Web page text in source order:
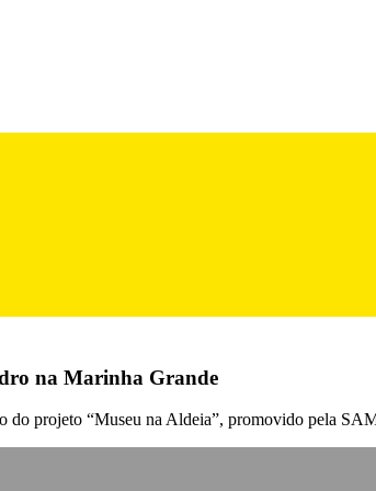
na Marinha Grande
do projeto “Museu na Aldeia”, promovido pela